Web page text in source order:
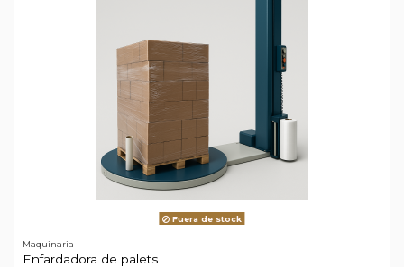
Fuera de stock
Maquinaria
Enfardadora de palets